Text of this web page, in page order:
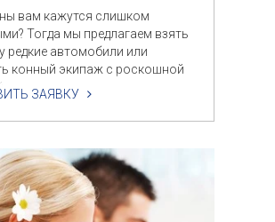
вам кажутся слишком
Тогда мы предлагаем взять
редкие автомобили или
конный экипаж с роскошной
ЗАЯВКУ